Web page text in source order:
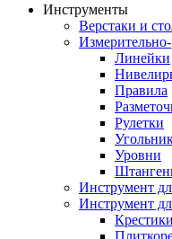
Инструменты
Верстаки и
Линейки
Правила
Рулетки
Уровни
Инструмент
Инструмент